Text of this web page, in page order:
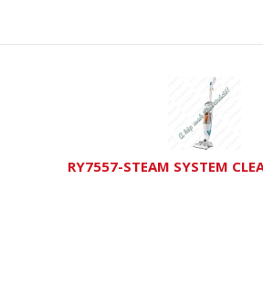
RY7557-STEAM SYSTEM